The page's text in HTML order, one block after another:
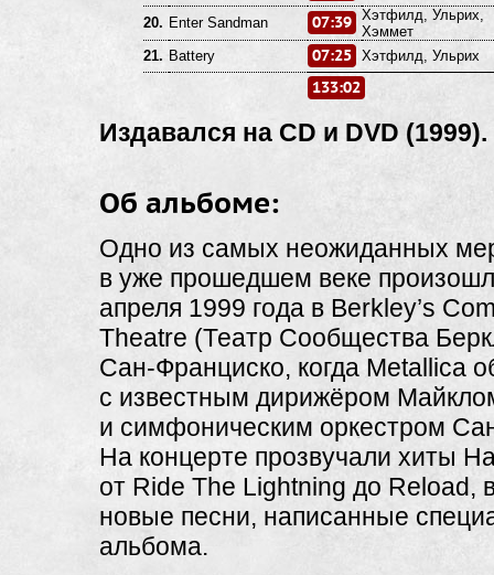
20. Enter Sandman 07:39 Хэтфилд, Ульрих,
Хэммет
21. Battery 07:25 Хэтфилд, Ульрих
133:02
Издавался на CD и DVD (1999).
Об альбоме:
Одно из самых неожиданных
в уже прошедшем веке
апреля 1999 года в Berkley’s
Theatre (Театр Сообщества
Сан-Франциско, когда Metallica
с известным дирижёром
и симфоническим оркестром
На концерте прозвучали хиты
от Ride The Lightning до Reload,
новые песни, написанные
альбома.